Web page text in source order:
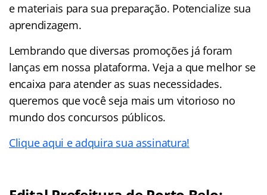
e materiais para sua preparação. Potencialize sua
aprendizagem.
Lembrando que diversas promoções já foram
lanças em nossa plataforma. Veja a que melhor se
encaixa para atender as suas necessidades.
queremos que você seja mais um vitorioso no
mundo dos concursos públicos.
Clique aqui e adquira sua assinatura!